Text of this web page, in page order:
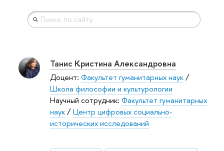
Танис Кристина Александровна
Доцент: Факультет гуманитарных наук/
Школа философии и культурологии
Научный сотрудник: Факультет гуманитарных
наук/Центр цифровых социально-
исторических исследований